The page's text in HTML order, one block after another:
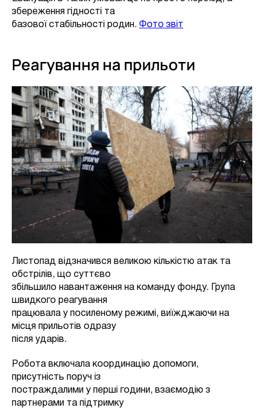
збереження гідності та
базової стабільності родин. Фото звіт
Реагування на прильоти
Листопад відзначився великою кількістю атак та
обстрілів, що суттєво
збільшило навантаження на команду фонду. Група
швидкого реагування
працювала у посиленому режимі, виїжджаючи на
місця прильотів одразу
після ударів.
Робота включала координацію допомоги,
присутність поруч із
постраждалими у перші години, взаємодію з
партнерами та підтримку